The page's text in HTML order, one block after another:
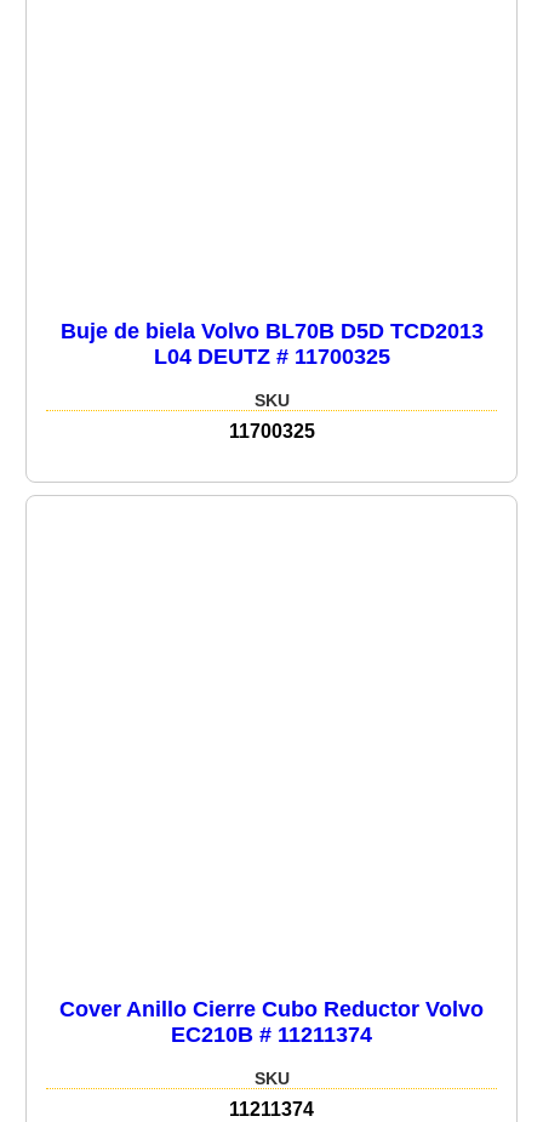
Buje de biela Volvo BL70B D5D TCD2013
L04 DEUTZ # 11700325
SKU
11700325
Cover Anillo Cierre Cubo Reductor Volvo
EC210B # 11211374
SKU
11211374